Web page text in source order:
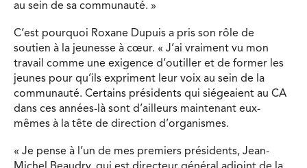
au sein de sa communauté. »
C’est pourquoi Roxane Dupuis a pris son rôle de
soutien à la jeunesse à cœur. « J’ai vraiment vu mon
travail comme une exigence d’outiller et de former les
jeunes pour qu’ils expriment leur voix au sein de la
communauté. Certains présidents qui siégeaient au CA
dans ces années-là sont d’ailleurs maintenant eux-
mêmes à la tête de direction d’organismes.
« Je pense à l’un de mes premiers présidents, Jean-